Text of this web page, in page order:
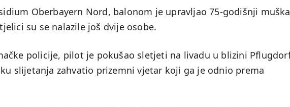
Oberbayern Nord, balonom je upravljao 75-godišnji
su se nalazile još dvije osobe.
policije, pilot je pokušao sletjeti na livadu u blizini
slijetanja zahvatio prizemni vjetar koji ga je odnio prema